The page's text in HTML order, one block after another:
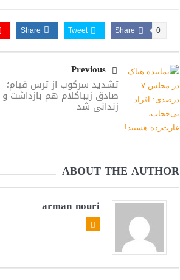
Share 0
Tweet
Share
Previous
تشدید سرکوب از ترس قیام؛
صادق زیباکلام هم بازداشت و
زندانی شد
ABOUT THE AUTHOR
arman nouri